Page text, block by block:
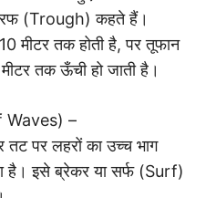
(Trough) कहते हैं।
मीटर तक होती है, पर तूफान
तक ऊँची हो जाती है।
Waves) –
पर लहरों का उच्च भाग
इसे ब्रेकर या सर्फ (Surf)